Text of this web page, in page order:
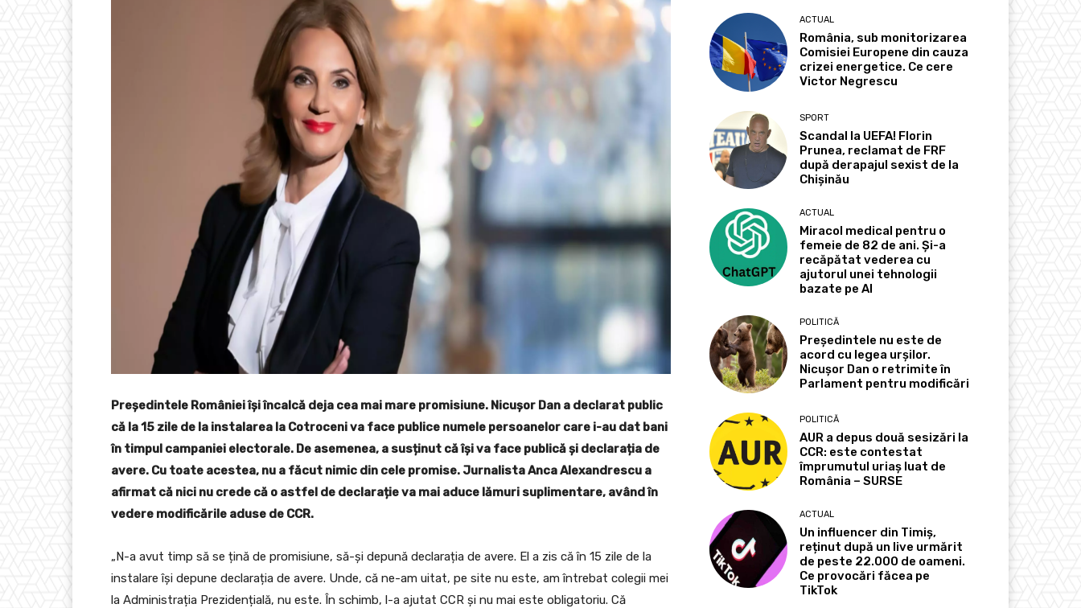
Președintele României își încalcă deja cea mai mare promisiune. Nicușor Dan a declarat public
că la 15 zile de la instalarea la Cotroceni va face publice numele persoanelor care i-au dat bani
în timpul campaniei electorale. De asemenea, a susținut că își va face publică și declarația de
avere. Cu toate acestea, nu a făcut nimic din cele promise. Jurnalista Anca Alexandrescu a
afirmat că nici nu crede că o astfel de declarație va mai aduce lămuri suplimentare, având în
vedere modificările aduse de CCR.
„N-a avut timp să se țină de promisiune, să-și depună declarația de avere. El a zis că în 15 zile de la
instalare își depune declarația de avere. Unde, că ne-am uitat, pe site nu este, am întrebat colegii mei
la Administrația Prezidențială, nu este. În schimb, l-a ajutat CCR și nu mai este obligatoriu. Că
ACTUAL
România, sub monitorizarea
Comisiei Europene din cauza
crizei energetice. Ce cere
Victor Negrescu
SPORT
Scandal la UEFA! Florin
Prunea, reclamat de FRF
după derapajul sexist de la
Chișinău
ACTUAL
Miracol medical pentru o
femeie de 82 de ani. Și-a
recăpătat vederea cu
ajutorul unei tehnologii
bazate pe AI
POLITICĂ
Președintele nu este de
acord cu legea urșilor.
Nicușor Dan o retrimite în
Parlament pentru modificări
POLITICĂ
AUR a depus două sesizări la
CCR: este contestat
împrumutul uriaș luat de
România – SURSE
ACTUAL
Un influencer din Timiș,
reținut după un live urmărit
de peste 22.000 de oameni.
Ce provocări făcea pe
TikTok